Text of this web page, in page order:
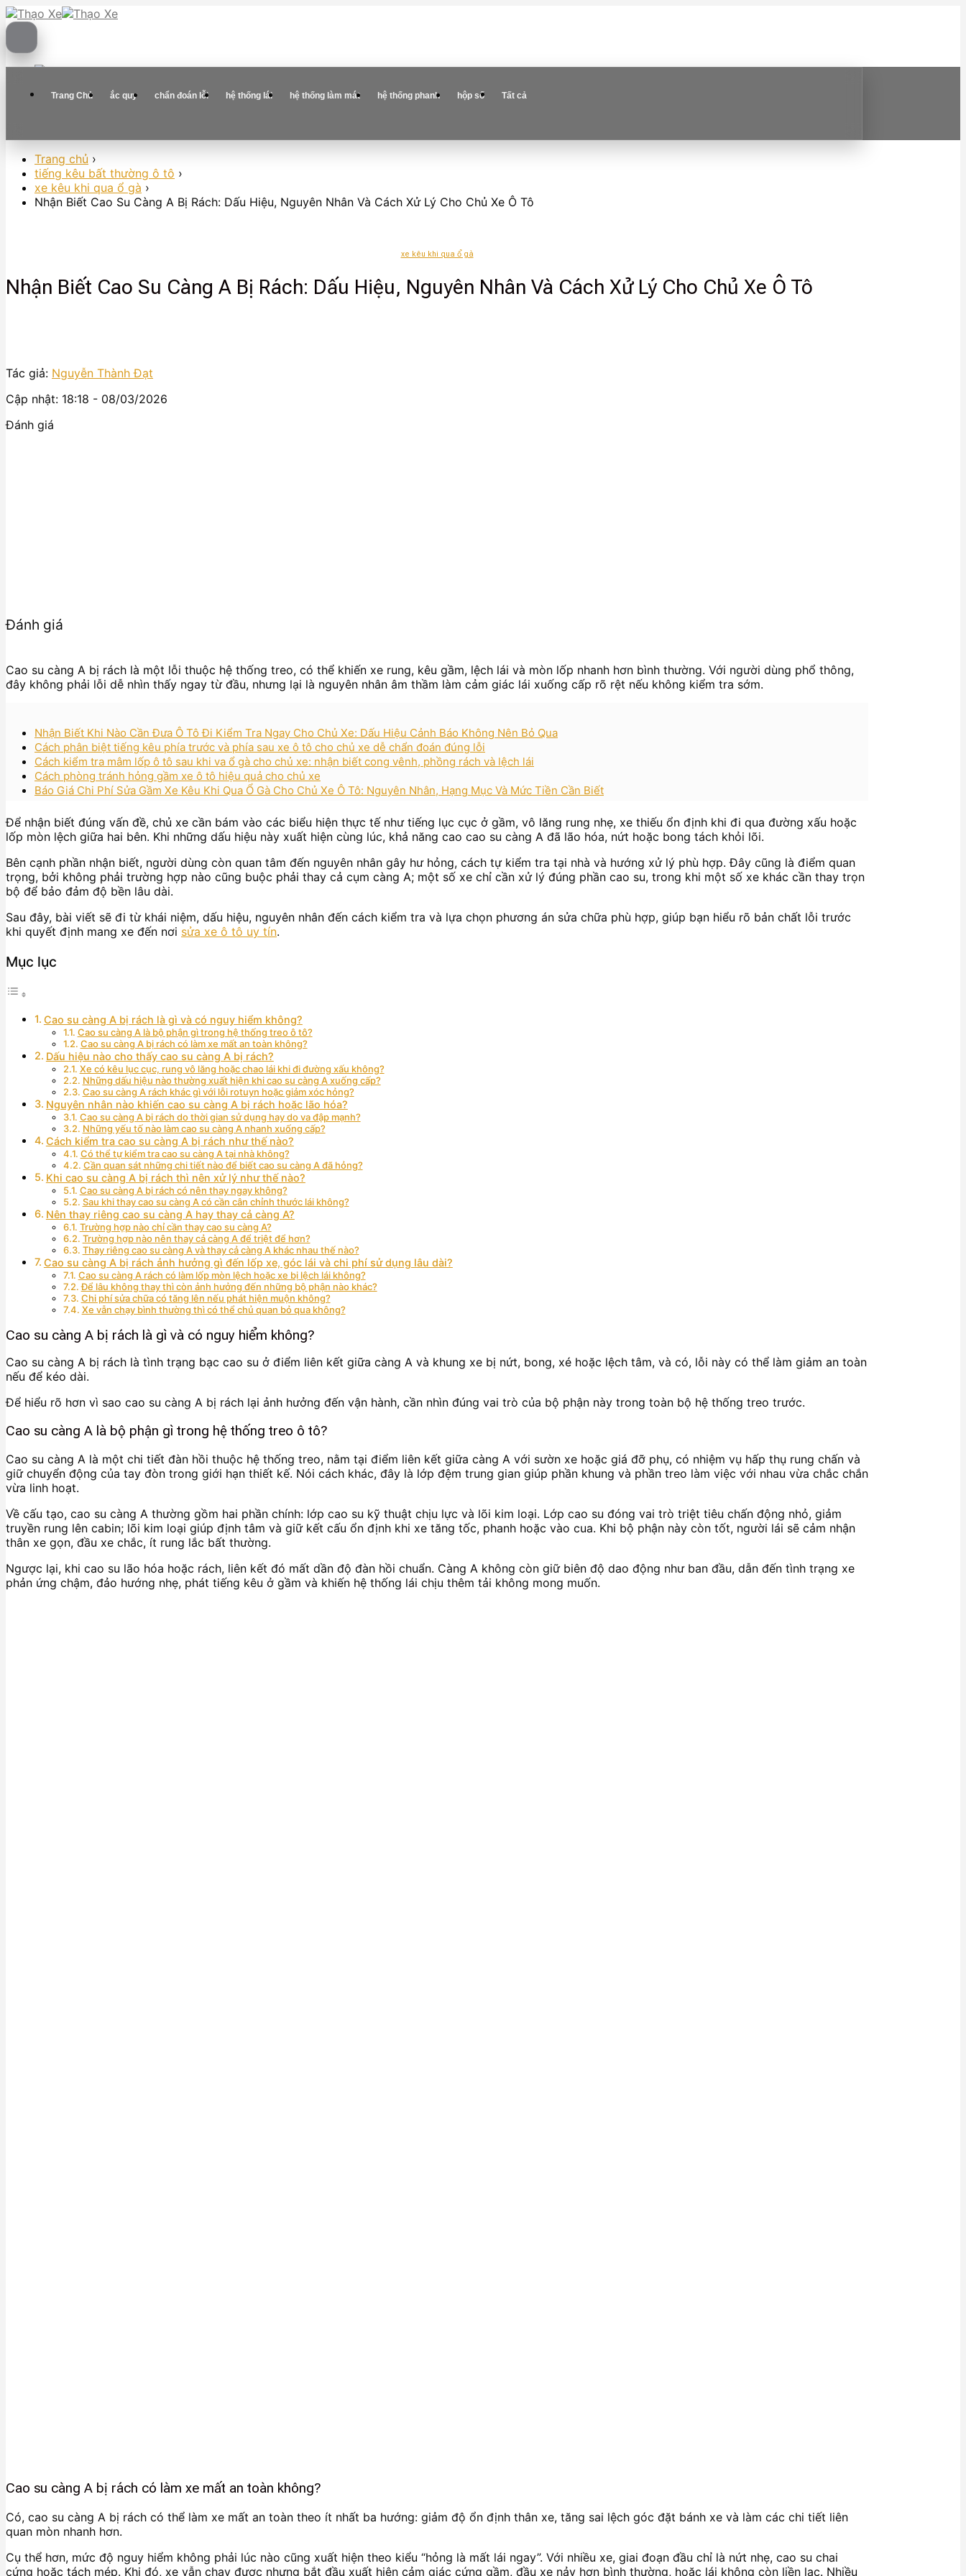
Skip
to
Trang Chủ ắc quy chẩn đoán lỗi hệ thống lái hệ thống làm mát hệ thống phanh hộp số Tất cả
Trang chủ ›
tiếng kêu bất thường ô tô ›
xe kêu khi qua ổ gà ›
Nhận Biết Cao Su Càng A Bị Rách: Dấu Hiệu, Nguyên Nhân Và Cách Xử Lý Cho Chủ Xe Ô Tô
xe kêu khi qua ổ gà
Nhận Biết Cao Su Càng A Bị Rách: Dấu Hiệu, Nguyên Nhân Và Cách Xử Lý Cho Chủ Xe Ô Tô
Tác giả: Nguyễn Thành Đạt
Cập nhật: 18:18 - 08/03/2026
Đánh giá
Đánh giá
Cao su càng A bị rách là một lỗi thuộc hệ thống treo, có thể khiến xe rung, kêu gầm, lệch lái và mòn lốp nhanh hơn bình thường. Với người dùng phổ thông,
đây không phải lỗi dễ nhìn thấy ngay từ đầu, nhưng lại là nguyên nhân âm thầm làm cảm giác lái xuống cấp rõ rệt nếu không kiểm tra sớm.
Nhận Biết Khi Nào Cần Đưa Ô Tô Đi Kiểm Tra Ngay Cho Chủ Xe: Dấu Hiệu Cảnh Báo Không Nên Bỏ Qua
Cách phân biệt tiếng kêu phía trước và phía sau xe ô tô cho chủ xe dễ chẩn đoán đúng lỗi
Cách kiểm tra mâm lốp ô tô sau khi va ổ gà cho chủ xe: nhận biết cong vênh, phồng rách và lệch lái
Cách phòng tránh hỏng gầm xe ô tô hiệu quả cho chủ xe
Báo Giá Chi Phí Sửa Gầm Xe Kêu Khi Qua Ổ Gà Cho Chủ Xe Ô Tô: Nguyên Nhân, Hạng Mục Và Mức Tiền Cần Biết
Để nhận biết đúng vấn đề, chủ xe cần bám vào các biểu hiện thực tế như tiếng lục cục ở gầm, vô lăng rung nhẹ, xe thiếu ổn định khi đi qua đường xấu hoặc
lốp mòn lệch giữa hai bên. Khi những dấu hiệu này xuất hiện cùng lúc, khả năng cao cao su càng A đã lão hóa, nứt hoặc bong tách khỏi lõi.
Bên cạnh phần nhận biết, người dùng còn quan tâm đến nguyên nhân gây hư hỏng, cách tự kiểm tra tại nhà và hướng xử lý phù hợp. Đây cũng là điểm quan
trọng, bởi không phải trường hợp nào cũng buộc phải thay cả cụm càng A; một số xe chỉ cần xử lý đúng phần cao su, trong khi một số xe khác cần thay trọn
bộ để bảo đảm độ bền lâu dài.
Sau đây, bài viết sẽ đi từ khái niệm, dấu hiệu, nguyên nhân đến cách kiểm tra và lựa chọn phương án sửa chữa phù hợp, giúp bạn hiểu rõ bản chất lỗi trước
khi quyết định mang xe đến nơi sửa xe ô tô uy tín.
Mục lục
Cao su càng A bị rách là gì và có nguy hiểm không?
Cao su càng A là bộ phận gì trong hệ thống treo ô tô?
Cao su càng A bị rách có làm xe mất an toàn không?
Dấu hiệu nào cho thấy cao su càng A bị rách?
Xe có kêu lục cục, rung vô lăng hoặc chao lái khi đi đường xấu không?
Những dấu hiệu nào thường xuất hiện khi cao su càng A xuống cấp?
Cao su càng A rách khác gì với lỗi rotuyn hoặc giảm xóc hỏng?
Nguyên nhân nào khiến cao su càng A bị rách hoặc lão hóa?
Cao su càng A bị rách do thời gian sử dụng hay do va đập mạnh?
Những yếu tố nào làm cao su càng A nhanh xuống cấp?
Cách kiểm tra cao su càng A bị rách như thế nào?
Có thể tự kiểm tra cao su càng A tại nhà không?
Cần quan sát những chi tiết nào để biết cao su càng A đã hỏng?
Khi cao su càng A bị rách thì nên xử lý như thế nào?
Cao su càng A bị rách có nên thay ngay không?
Sau khi thay cao su càng A có cần cân chỉnh thước lái không?
Nên thay riêng cao su càng A hay thay cả càng A?
Trường hợp nào chỉ cần thay cao su càng A?
Trường hợp nào nên thay cả càng A để triệt để hơn?
Thay riêng cao su càng A và thay cả càng A khác nhau thế nào?
Cao su càng A bị rách ảnh hưởng gì đến lốp xe, góc lái và chi phí sử dụng lâu dài?
Cao su càng A rách có làm lốp mòn lệch hoặc xe bị lệch lái không?
Để lâu không thay thì còn ảnh hưởng đến những bộ phận nào khác?
Chi phí sửa chữa có tăng lên nếu phát hiện muộn không?
Xe vẫn chạy bình thường thì có thể chủ quan bỏ qua không?
Cao su càng A bị rách là gì và có nguy hiểm không?
Cao su càng A bị rách là tình trạng bạc cao su ở điểm liên kết giữa càng A và khung xe bị nứt, bong, xé hoặc lệch tâm, và có, lỗi này có thể làm giảm an toàn
nếu để kéo dài.
Để hiểu rõ hơn vì sao cao su càng A bị rách lại ảnh hưởng đến vận hành, cần nhìn đúng vai trò của bộ phận này trong toàn bộ hệ thống treo trước.
Cao su càng A là bộ phận gì trong hệ thống treo ô tô?
Cao su càng A là một chi tiết đàn hồi thuộc hệ thống treo, nằm tại điểm liên kết giữa càng A với sườn xe hoặc giá đỡ phụ, có nhiệm vụ hấp thụ rung chấn và
giữ chuyển động của tay đòn trong giới hạn thiết kế. Nói cách khác, đây là lớp đệm trung gian giúp phần khung và phần treo làm việc với nhau vừa chắc chắn
vừa linh hoạt.
Về cấu tạo, cao su càng A thường gồm hai phần chính: lớp cao su kỹ thuật chịu lực và lõi kim loại. Lớp cao su đóng vai trò triệt tiêu chấn động nhỏ, giảm
truyền rung lên cabin; lõi kim loại giúp định tâm và giữ kết cấu ổn định khi xe tăng tốc, phanh hoặc vào cua. Khi bộ phận này còn tốt, người lái sẽ cảm nhận
thân xe gọn, đầu xe chắc, ít rung lắc bất thường.
Ngược lại, khi cao su lão hóa hoặc rách, liên kết đó mất dần độ đàn hồi chuẩn. Càng A không còn giữ biên độ dao động như ban đầu, dẫn đến tình trạng xe
phản ứng chậm, đảo hướng nhẹ, phát tiếng kêu ở gầm và khiến hệ thống lái chịu thêm tải không mong muốn.
Cao su càng A bị rách có làm xe mất an toàn không?
Có, cao su càng A bị rách có thể làm xe mất an toàn theo ít nhất ba hướng: giảm độ ổn định thân xe, tăng sai lệch góc đặt bánh xe và làm các chi tiết liên
quan mòn nhanh hơn.
Cụ thể hơn, mức độ nguy hiểm không phải lúc nào cũng xuất hiện theo kiểu “hỏng là mất lái ngay”. Với nhiều xe, giai đoạn đầu chỉ là nứt nhẹ, cao su chai
cứng hoặc tách mép. Khi đó, xe vẫn chạy được nhưng bắt đầu xuất hiện cảm giác cứng gầm, đầu xe nảy hơn bình thường, hoặc lái không còn liền lạc. Nhiều